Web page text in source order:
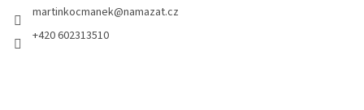
martinkocmanek@namazat.cz
+420 602313510